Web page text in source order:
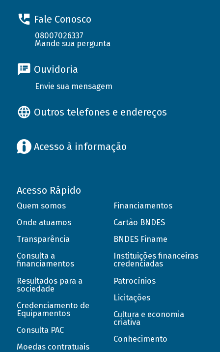
Fale Conosco
08007026337
Mande sua pergunta
Ouvidoria
Envie sua mensagem
Outros telefones e endereços
Acesso à informação
Acesso Rápido
Quem somos
Onde atuamos
Transparência
Consulta a
financiamentos
Resultados para a
sociedade
Credenciamento de
Equipamentos
Consulta PAC
Moedas contratuais
Financiamentos
Cartão BNDES
BNDES Finame
Instituições financeiras
credenciadas
Patrocínios
Licitações
Cultura e economia
criativa
Conhecimento